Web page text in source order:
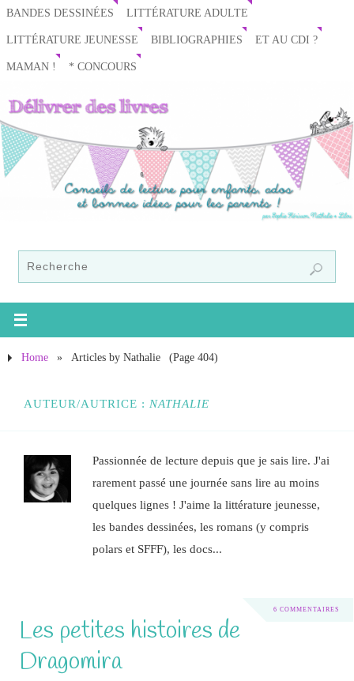
BANDES DESSINÉES LITTÉRATURE ADULTE
LITTÉRATURE JEUNESSE BIBLIOGRAPHIES ET AU CDI ?
MAMAN ! * CONCOURS
Home » Articles by Nathalie (Page 404)
AUTEUR/AUTRICE : NATHALIE
Passionnée de lecture depuis que je sais lire. J'ai
rarement passé une journée sans lire au moins
quelques lignes ! J'aime la littérature jeunesse,
les bandes dessinées, les romans (y compris
polars et SFFF), les docs...
6 COMMENTAIRES
Les petites histoires de
Dragomira